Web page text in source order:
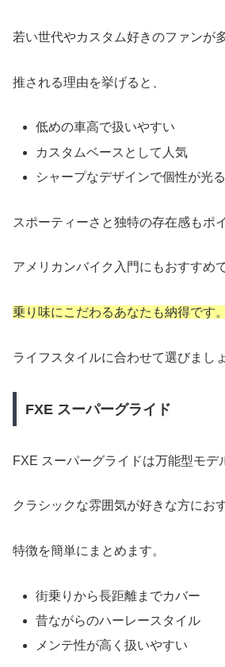
若い世代やカスタム好きのファンが
推される理由を挙げると、
低めの車高で扱いやすい
カスタムベースとして人気
シャープなデザインで個性が光る
スポーティーさと独特の存在感もポ
アメリカンバイク入門にもおすすめで
乗り味にこだわるあなたも納得です。
ライフスタイルに合わせて選びましょ
FXE スーパーグライド
FXE スーパーグライドは万能型モデ
クラシックな雰囲気が好きな方にお
特徴を簡単にまとめます。
街乗りから長距離までカバー
昔ながらのハーレースタイル
メンテ性が高く扱いやすい